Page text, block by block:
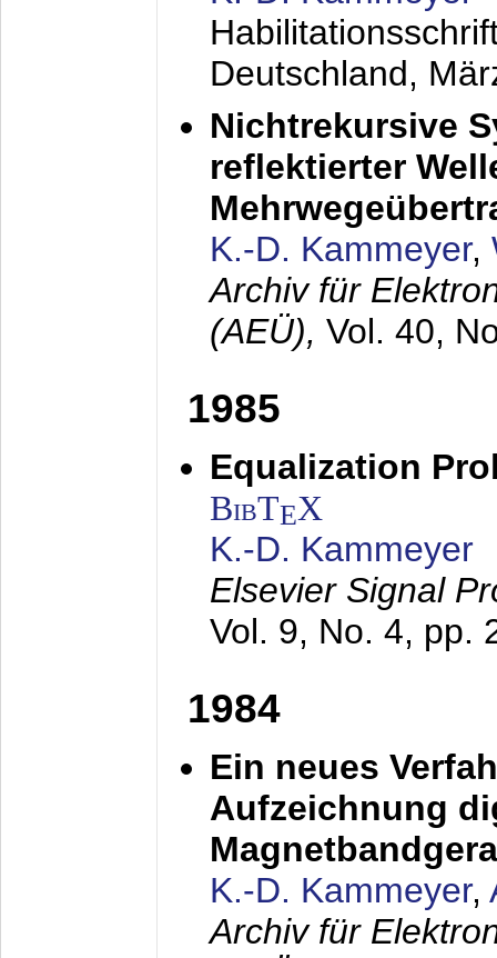
Deutschland,
Nichtrekursive
reflektierter
K.-D. Kammeyer,
Archiv für
(AEÜ), Vol. 40,
1985
Equalization
BibTEX
K.-D. Kammeyer
Elsevier Signal
Vol. 9, No. 4, pp.
1984
Ein neues
Aufzeichnung
K.-D. Kammeyer,
Archiv für